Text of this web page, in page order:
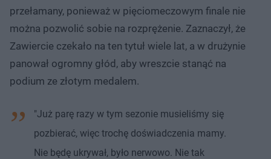
przełamany, ponieważ w pięciomeczowym finale nie
można pozwolić sobie na rozprężenie. Zaznaczył, że
Zawiercie czekało na ten tytuł wiele lat, a w drużynie
panował ogromny głód, aby wreszcie stanąć na
podium ze złotym medalem.
"Już parę razy w tym sezonie musieliśmy się
pozbierać, więc trochę doświadczenia mamy.
Nie będę ukrywał, było nerwowo. Nie tak